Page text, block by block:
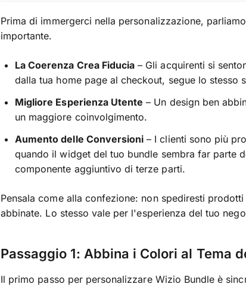
Prima di immergerci nella personalizzazione,
importante.
La Coerenza Crea Fiducia – Gli acquirenti si
dalla tua home page al checkout, segue lo stesso
Migliore Esperienza Utente – Un design ben
un maggiore coinvolgimento.
Aumento delle Conversioni – I clienti sono più
quando il widget del tuo bundle sembra far parte
componente aggiuntivo di terze parti.
Pensala come alla confezione: non spediresti
abbinate. Lo stesso vale per l'esperienza del tuo
Passaggio 1: Abbina i Colori al Tema
Il primo passo per personalizzare Wizio Bundle è